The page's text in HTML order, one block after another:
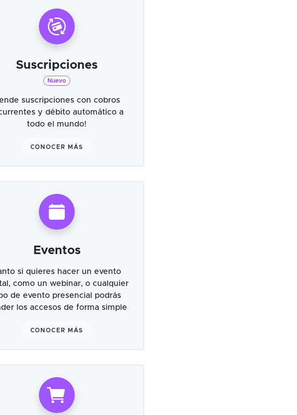
Suscripciones
Nuevo
suscripciones con cobros
y débito automático a
todo el mundo!
CONOCER MÁS
Eventos
si quieres hacer un evento
como un webinar, o cualquier
de evento presencial podrás
los accesos de forma simple
CONOCER MÁS